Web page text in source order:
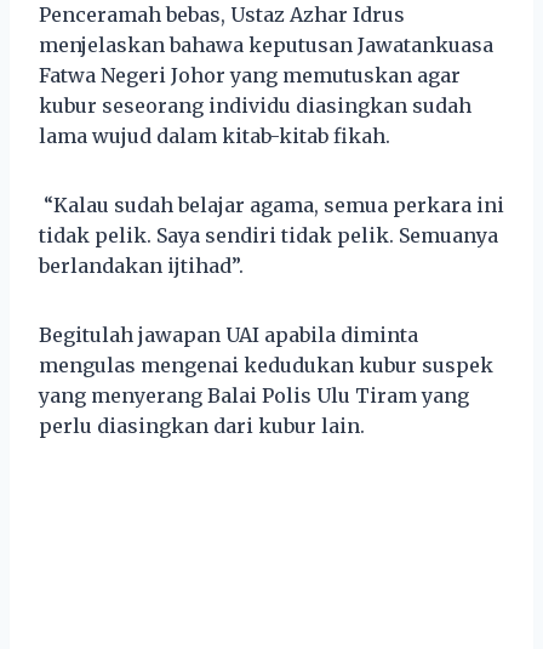
Penceramah bebas, Ustaz Azhar Idrus
menjelaskan bahawa keputusan Jawatankuasa
Fatwa Negeri Johor yang memutuskan agar
kubur seseorang individu diasingkan sudah
lama wujud dalam kitab-kitab fikah.
“Kalau sudah belajar agama, semua perkara ini
tidak pelik. Saya sendiri tidak pelik. Semuanya
berlandakan ijtihad”.
Begitulah jawapan UAI apabila diminta
mengulas mengenai kedudukan kubur suspek
yang menyerang Balai Polis Ulu Tiram yang
perlu diasingkan dari kubur lain.